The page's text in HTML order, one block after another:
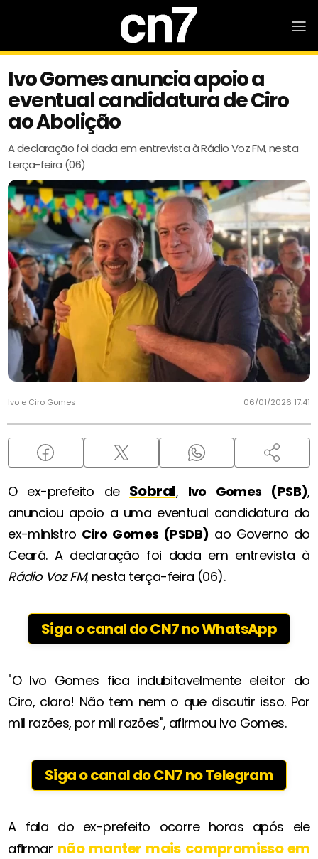
Ivo Gomes anuncia apoio a
eventual candidatura de Ciro
ao Abolição
A declaração foi dada em entrevista à Rádio Voz FM, nesta
terça-feira (06)
Ivo e Ciro Gomes 06/01/2026 17:41
O ex-prefeito de Sobral, Ivo Gomes (PSB),
anunciou apoio a uma eventual candidatura do
ex-ministro Ciro Gomes (PSDB) ao Governo do
Ceará. A declaração foi dada em entrevista à
Rádio Voz FM, nesta terça-feira (06).
Siga o canal do CN7 no WhatsApp
"O Ivo Gomes fica indubitavelmente eleitor do
Ciro, claro! Não tem nem o que discutir isso. Por
mil razões, por mil razões", afirmou Ivo Gomes.
Siga o canal do CN7 no Telegram
A fala do ex-prefeito ocorre horas após ele
afirmar não manter mais compromisso em